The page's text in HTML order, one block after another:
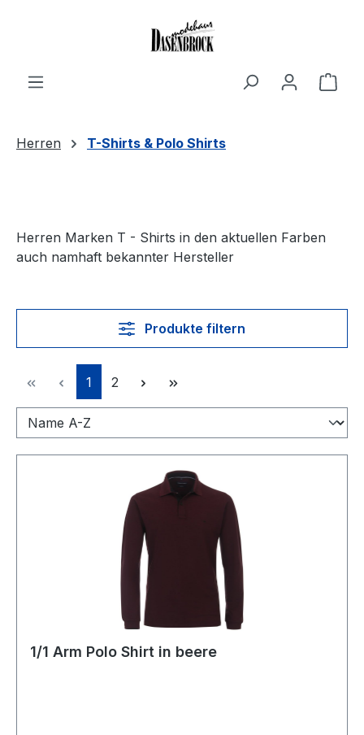
Herren T-Shirts & Polo Shirts
Herren Marken T - Shirts in den aktuellen Farben
auch namhaft bekannter Hersteller
Produkte filtern
Seite
1 Seite
2
1/1 Arm Polo Shirt in beere